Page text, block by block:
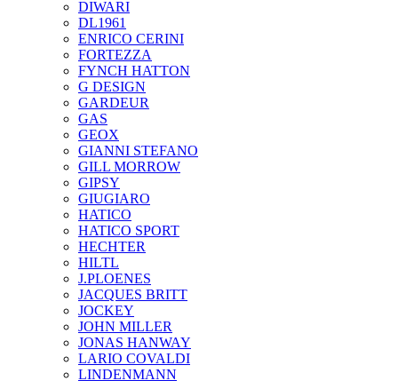
DIWARI
DL1961
ENRICO CERINI
FORTEZZA
FYNCH HATTON
G DESIGN
GARDEUR
GAS
GEOX
GIANNI STEFANO
GILL MORROW
GIPSY
GIUGIARO
HATICO
HATICO SPORT
HECHTER
HILTL
J.PLOENES
JAСQUES BRITT
JOCKEY
JOHN MILLER
JONAS HANWAY
LARIO COVALDI
LINDENMANN